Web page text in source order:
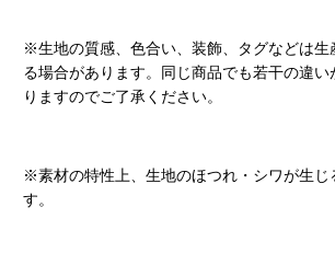
※生地の質感、色合い、装飾、タグなどは生
る場合があります。同じ商品でも若干の違い
りますのでご了承ください。
※素材の特性上、生地のほつれ・シワが生じ
す。